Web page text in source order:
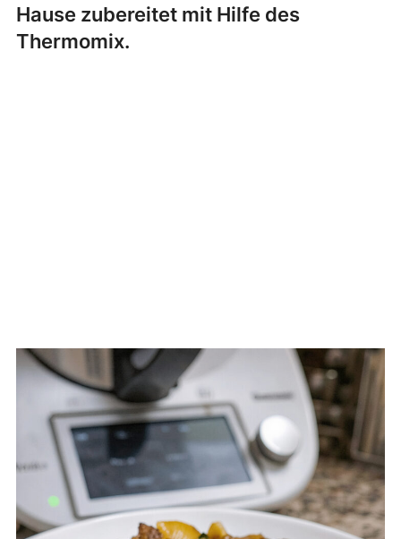
Hause zubereitet mit Hilfe des
Thermomix.